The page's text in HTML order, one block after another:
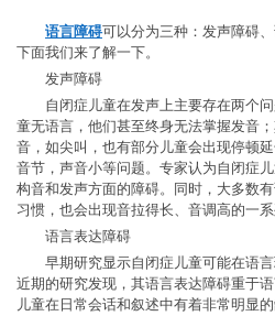
语言障碍可以分为三种：发声障碍
下面我们来了解一下。
发声障碍
自闭症儿童在发声上主要存在两个
童无语言，他们甚至终身无法掌握发音
音，如尖叫，也有部分儿童会出现停顿
音节，声音小等问题。专家认为自闭症
构音和发声方面的障碍。同时，大多数
习惯，也会出现音拉得长、音调高的一系
语言表达障碍
早期研究显示自闭症儿童可能在语
近期的研究发现，其语言表达障碍重于
儿童在日常会话和叙述中有着非常明显